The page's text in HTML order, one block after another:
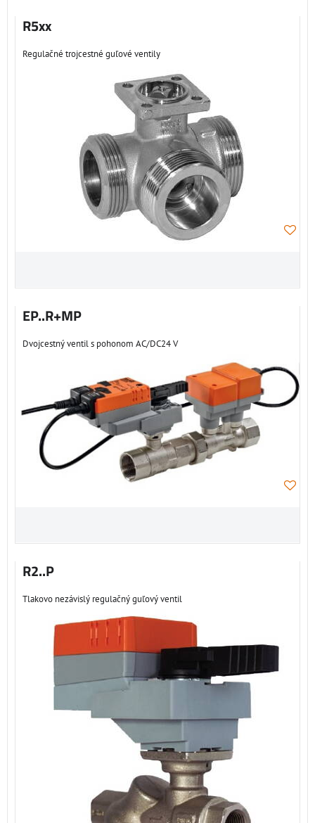
R5xx
Regulačné trojcestné guľové ventily
EP..R+MP
Dvojcestný ventil s pohonom AC/DC24 V
R2..P
Tlakovo nezávislý regulačný guľový ventil